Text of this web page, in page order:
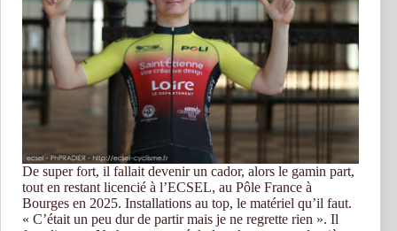
De super fort, il fallait devenir un cador, alors le gamin part,
tout en restant licencié à l’ECSEL, au Pôle France à
Bourges en 2025. Installations au top, le matériel qu’il faut.
« C’était un peu dur de partir mais je ne regrette rien ». Il